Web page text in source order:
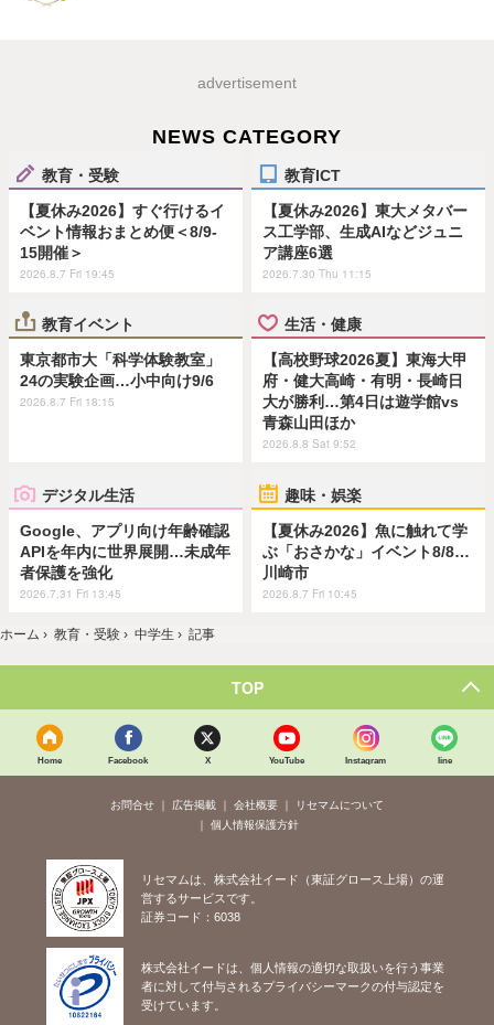
advertisement
NEWS CATEGORY
教育・受験
【夏休み2026】すぐ行けるイ
ベント情報おまとめ便＜8/9-
15開催＞
2026.8.7 Fri 19:45
教育ICT
【夏休み2026】東大メタバー
ス工学部、生成AIなどジュニ
ア講座6選
2026.7.30 Thu 11:15
教育イベント
東京都市大「科学体験教室」
24の実験企画…小中向け9/6
2026.8.7 Fri 18:15
生活・健康
【高校野球2026夏】東海大甲
府・健大高崎・有明・長崎日
大が勝利…第4日は遊学館vs
青森山田ほか
2026.8.8 Sat 9:52
デジタル生活
Google、アプリ向け年齢確認
APIを年内に世界展開…未成年
者保護を強化
2026.7.31 Fri 13:45
趣味・娯楽
【夏休み2026】魚に触れて学
ぶ「おさかな」イベント8/8…
川崎市
2026.8.7 Fri 10:45
ホーム › 教育・受験 › 中学生 › 記事
TOP
Home Facebook X YouTube Instagram line
お問合せ 広告掲載 会社概要
リセマムについて
個人情報保護方針
リセマムは、株式会社イード（東証グロース上場）の運
営するサービスです。
証券コード：6038
株式会社イードは、個人情報の適切な取扱いを行う事業
者に対して付与されるプライバシーマークの付与認定を
受けています。